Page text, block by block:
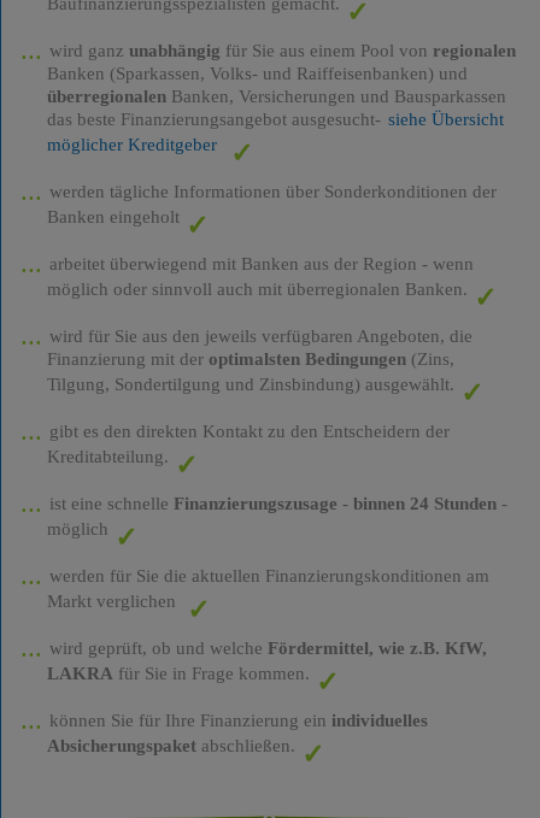
wird ganz unabhängig für Sie aus einem Pool von regionalen
Banken (Sparkassen, Volks- und Raiffeisenbanken) und
überregionalenBanken, Versicherungen und Bausparkassen
das beste Finanzierungsangebot ausgesucht- siehe Übersicht
möglicher Kreditgeber
werden tägliche Informationen über Sonderkonditionen der
Banken eingeholt
arbeitet überwiegend mit Banken aus der Region - wenn
möglich oder sinnvoll auch mit überregionalen Banken.
wird für Sie aus den jeweils verfügbaren Angeboten, die
Finanzierung mit der optimalsten Bedingungen(Zins,
Tilgung, Sondertilgung und Zinsbindung) ausgewählt.
gibt es den direkten Kontakt zu den Entscheidern der
Kreditabteilung.
ist eine schnelle Finanzierungszusage - binnen 24 Stunden-
möglich
werden für Sie die aktuellen Finanzierungskonditionen am
Markt verglichen
wird geprüft, ob und welche Fördermittel, wie z.B. KfW,
LAKRA für Sie in Frage kommen.
können Sie für Ihre Finanzierung ein individuelles
Absicherungspaketabschließen.